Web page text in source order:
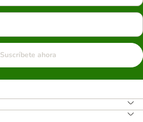
Suscríbete ahora